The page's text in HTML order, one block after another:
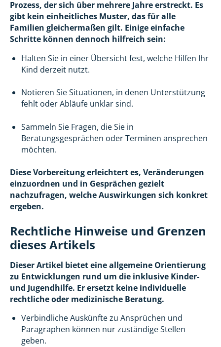
Prozess, der sich über mehrere Jahre erstreckt. Es
gibt kein einheitliches Muster, das für alle
Familien gleichermaßen gilt. Einige einfache
Schritte können dennoch hilfreich sein:
Halten Sie in einer Übersicht fest, welche Hilfen Ihr
Kind derzeit nutzt.
Notieren Sie Situationen, in denen Unterstützung
fehlt oder Abläufe unklar sind.
Sammeln Sie Fragen, die Sie in
Beratungsgesprächen oder Terminen ansprechen
möchten.
Diese Vorbereitung erleichtert es, Veränderungen
einzuordnen und in Gesprächen gezielt
nachzufragen, welche Auswirkungen sich konkret
ergeben.
Rechtliche Hinweise und Grenzen
dieses Artikels
Dieser Artikel bietet eine allgemeine Orientierung
zu Entwicklungen rund um die inklusive Kinder-
und Jugendhilfe. Er ersetzt keine individuelle
rechtliche oder medizinische Beratung.
Verbindliche Auskünfte zu Ansprüchen und
Paragraphen können nur zuständige Stellen
geben.